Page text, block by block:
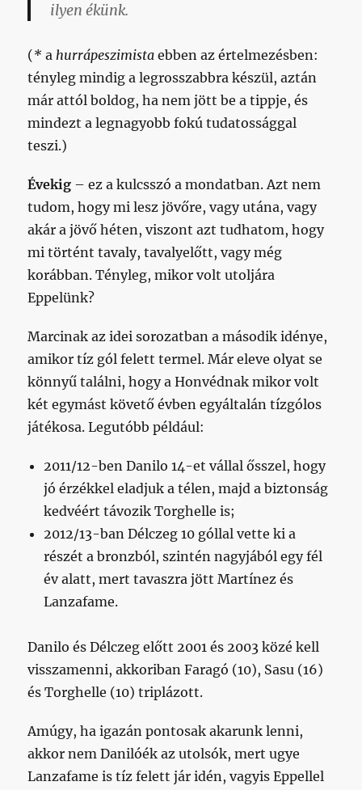
ilyen ékünk.
(*a hurrápeszimistaebben az értelmezésben:
tényleg mindig a legrosszabbra készül, aztán
már attól boldog, ha nem jött be a tippje, és
mindezt a legnagyobb fokú tudatossággal
teszi.)
Évekig – ez a kulcsszó a mondatban. Azt nem
tudom, hogy mi lesz jövőre, vagy utána, vagy
akár a jövő héten, viszont azt tudhatom, hogy
mi történt tavaly, tavalyelőtt, vagy még
korábban. Tényleg, mikor volt utoljára
Eppelünk?
Marcinak az idei sorozatban a második idénye,
amikor tíz gól felett termel. Már eleve olyat se
könnyű találni, hogy a Honvédnak mikor volt
két egymást követő évben egyáltalán tízgólos
játékosa. Legutóbb például:
2011/12-ben Danilo 14-et vállal ősszel, hogy
jó érzékkel eladjuk a télen, majd a biztonság
kedvéért távozik Torghelle is;
2012/13-ban Délczeg 10 góllal vette ki a
részét a bronzból, szintén nagyjából egy fél
év alatt, mert tavaszra jött Martínez és
Lanzafame.
Danilo és Délczeg előtt 2001 és 2003 közé kell
visszamenni, akkoriban Faragó (10), Sasu (16)
és Torghelle (10) triplázott.
Amúgy, ha igazán pontosak akarunk lenni,
akkor nem Danilóék az utolsók, mert ugye
Lanzafame is tíz felett jár idén, vagyis Eppellel